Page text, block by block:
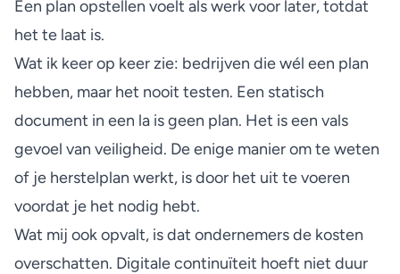
Een plan opstellen voelt als werk voor later, totdat
het te laat is.
Wat ik keer op keer zie: bedrijven die wél een plan
hebben, maar het nooit testen. Een statisch
document in een la is geen plan. Het is een vals
gevoel van veiligheid. De enige manier om te weten
of je herstelplan werkt, is door het uit te voeren
voordat je het nodig hebt.
Wat mij ook opvalt, is dat ondernemers de kosten
overschatten. Digitale continuïteit hoeft niet duur